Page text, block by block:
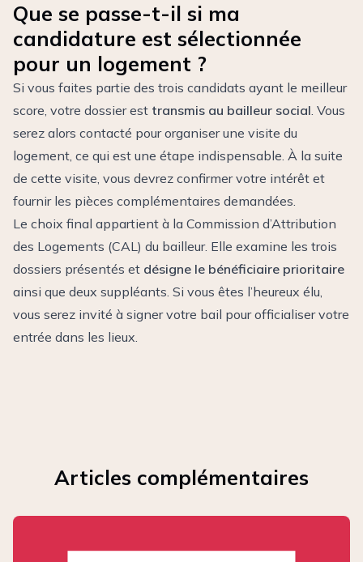
Que se passe-t-il si ma
candidature est sélectionnée
pour un logement ?
Si vous faites partie des trois candidats ayant le meilleur
score, votre dossier est transmis au bailleur social. Vous
serez alors contacté pour organiser une visite du
logement, ce qui est une étape indispensable. À la suite
de cette visite, vous devrez confirmer votre intérêt et
fournir les pièces complémentaires demandées.
Le choix final appartient à la Commission d’Attribution
des Logements (CAL) du bailleur. Elle examine les trois
dossiers présentés et désigne le bénéficiaire prioritaire
ainsi que deux suppléants. Si vous êtes l’heureux élu,
vous serez invité à signer votre bail pour officialiser votre
entrée dans les lieux.
Articles complémentaires